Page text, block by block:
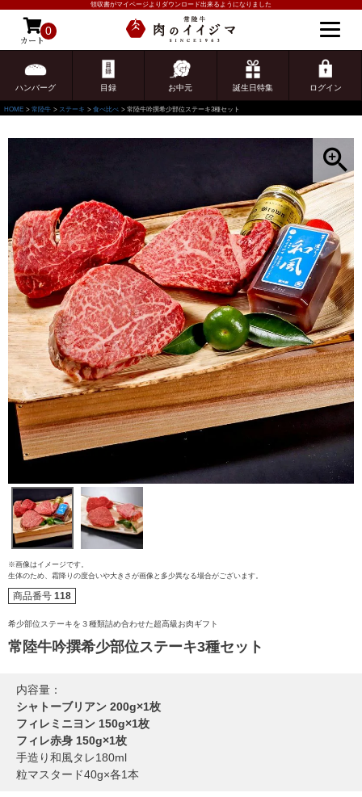
領収書がマイページよりダウンロード出来るようになりました
カート
0
ハンバーグ 目録 お中元 誕生日特集 ログイン
ゲスト 様こんにちは
ログイン
配送・送料
熨斗・カード
イイジマとは
食べ方からから探す
しゃぶしゃぶ
焼き肉
HOME 常陸牛 ステーキ 食べ比べ 常陸牛吟撰希少部位ステーキ3種セット
※画像はイメージです。
生体のため、霜降りの度合いや大きさが画像と多少異なる場合がございます。
商品番号 118
希少部位ステーキを３種類詰め合わせた超高級お肉ギフト
常陸牛吟撰希少部位ステーキ3種セット
内容量：
シャトーブリアン 200g×1枚
フィレミニヨン 150g×1枚
フィレ赤身 150g×1枚
手造り和風タレ180ml
粒マスタード40g×各1本